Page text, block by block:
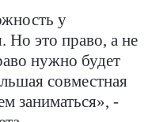
у
Но это право, а не
нужно будет
совместная
заниматься», -